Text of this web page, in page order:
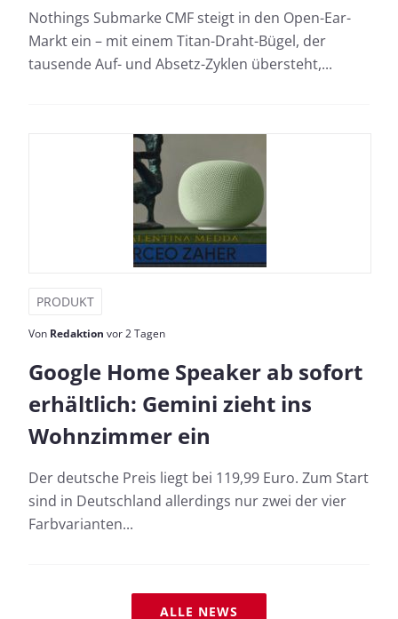
Nothings Submarke CMF steigt in den Open-Ear-
Markt ein – mit einem Titan-Draht-Bügel, der
tausende Auf- und Absetz-Zyklen übersteht,...
PRODUKT
Von Redaktion vor 2 Tagen
Google Home Speaker ab sofort
erhältlich: Gemini zieht ins
Wohnzimmer ein
Der deutsche Preis liegt bei 119,99 Euro. Zum Start
sind in Deutschland allerdings nur zwei der vier
Farbvarianten...
ALLE NEWS